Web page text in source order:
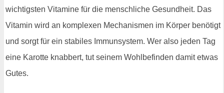
wichtigsten Vitamine für die menschliche Gesundheit. Das
Vitamin wird an komplexen Mechanismen im Körper benötigt
und sorgt für ein stabiles Immunsystem. Wer also jeden Tag
eine Karotte knabbert, tut seinem Wohlbefinden damit etwas
Gutes.